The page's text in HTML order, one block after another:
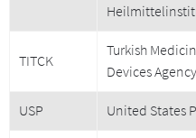
TITCK
Turkish
Devices Agency
USP United States